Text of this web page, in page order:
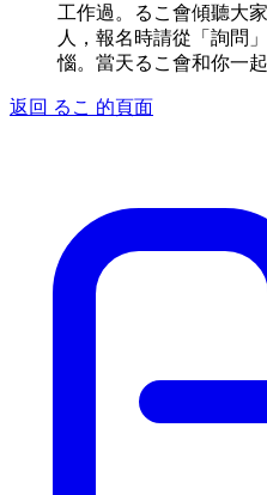
工作過。るこ會傾聽大
人，報名時請從「詢問
惱。當天るこ會和你一
返回 るこ 的頁面